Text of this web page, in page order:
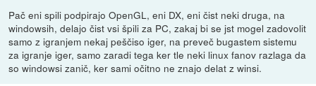
Pač eni spili podpirajo OpenGL, eni DX, eni čist neki druga, na
windowsih, delajo čist vsi špili za PC, zakaj bi se jst mogel zadovolit
samo z igranjem nekaj peščiso iger, na preveč bugastem sistemu
za igranje iger, samo zaradi tega ker tle neki linux fanov razlaga da
so windowsi zanič, ker sami očitno ne znajo delat z winsi.